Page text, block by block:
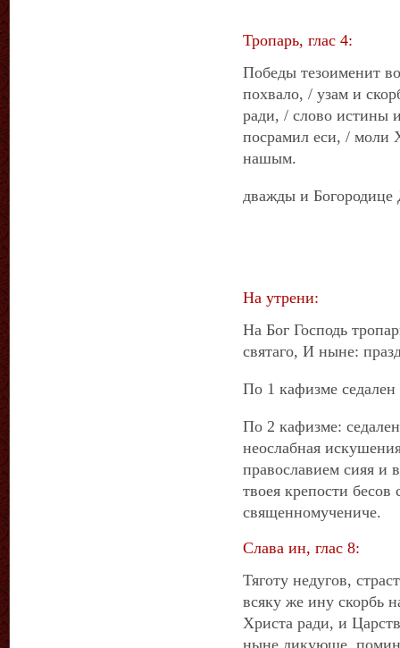
Тропарь, глас 4:
Победы тезоименит
похвало, / узам и
ради, / слово истины
посрамил еси, / моли
нашым.
дважды и
На утрени:
На Бог Господь
святаго, И ныне:
По 1 кафизме
По 2 кафизме:
неослабная
православием сияя и
твоея крепости
священномучениче.
Слава ин, глас 8:
Тяготу недугов,
всяку же ину скорбь
Христа ради, и
ныне ликующе,